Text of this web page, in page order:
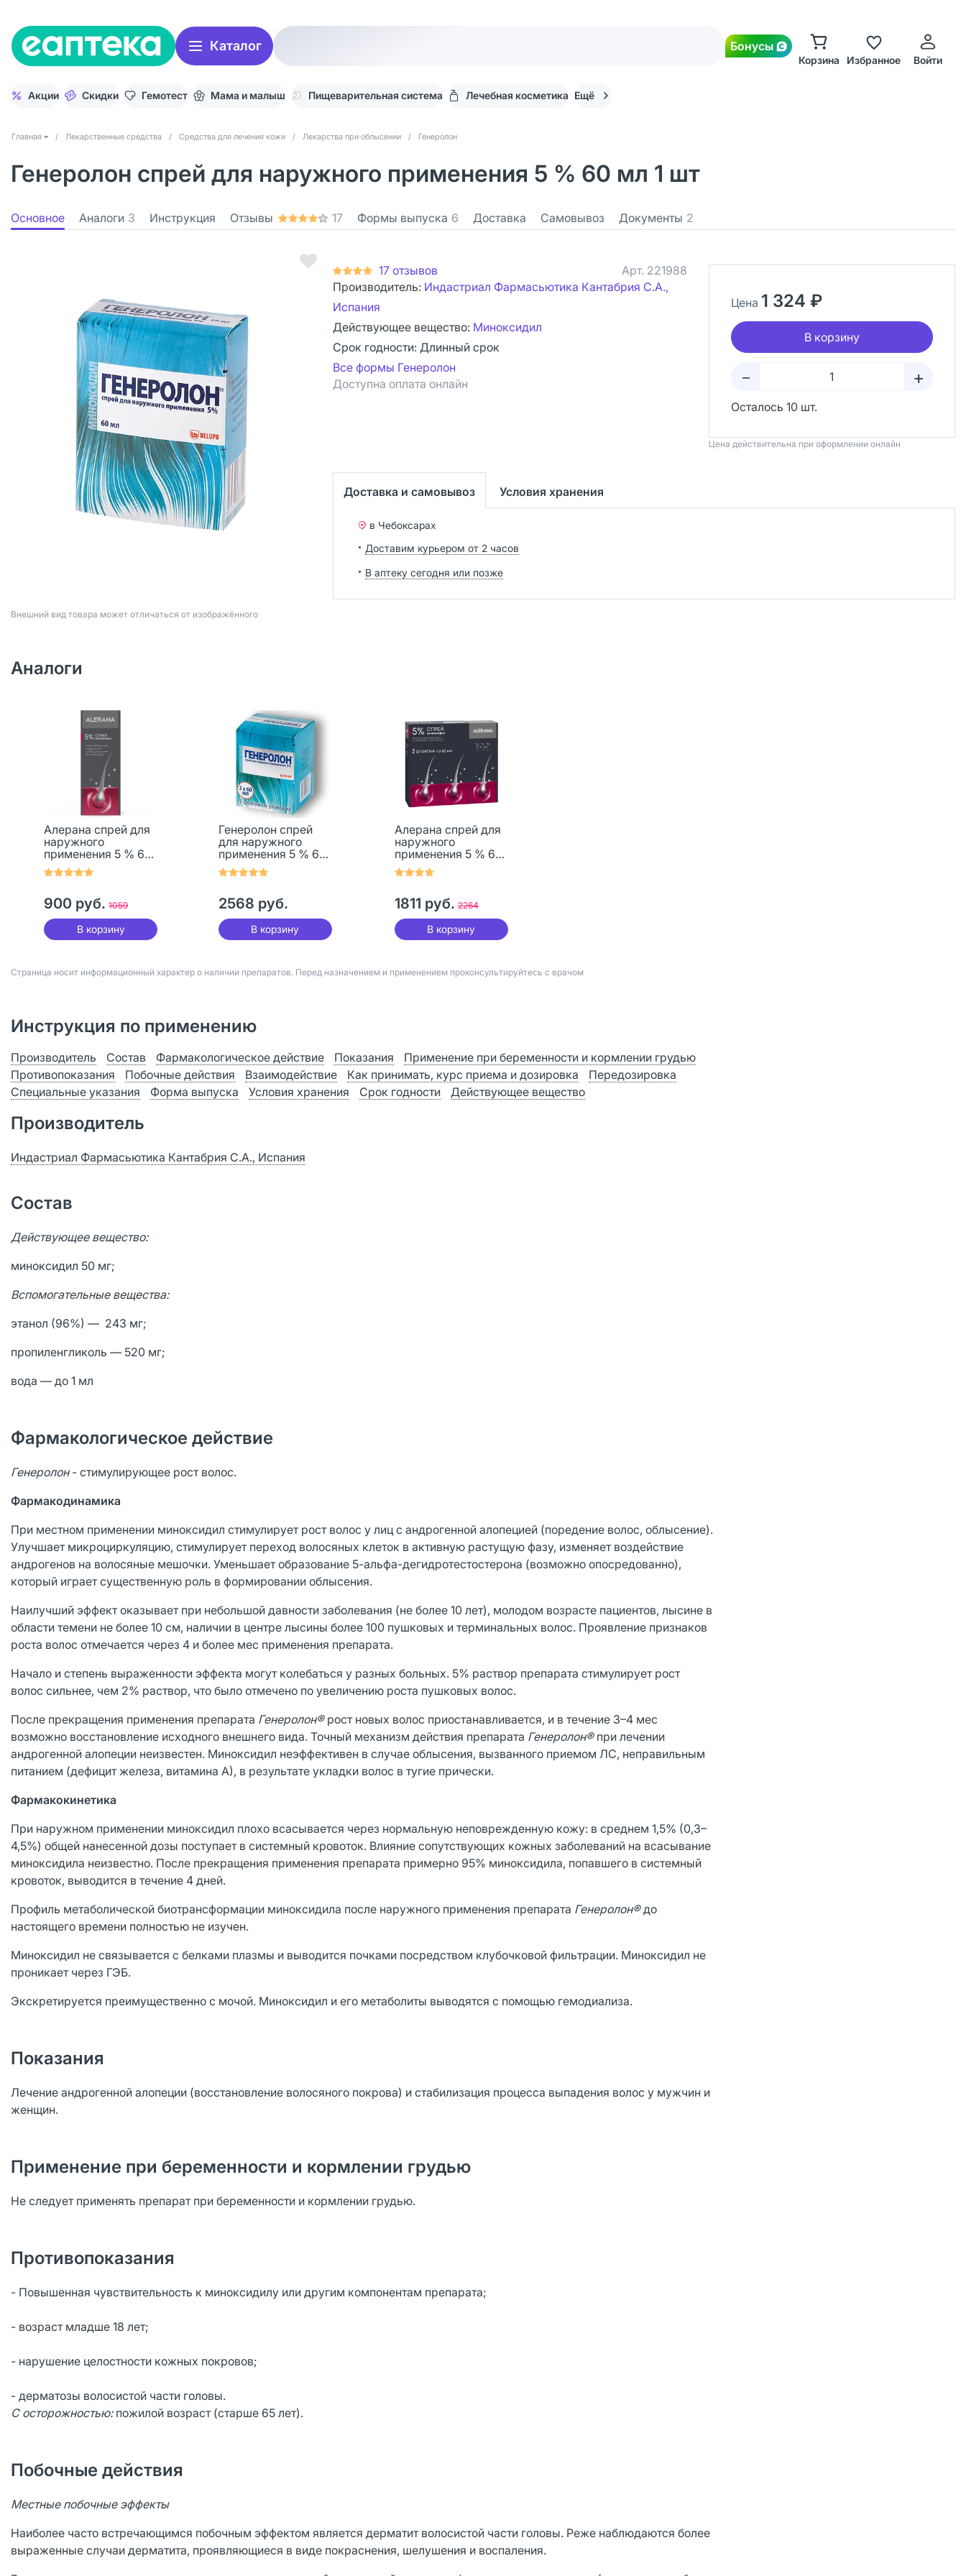
Каталог Бонусы
Корзина Избранное Войти
Акции Скидки Гемотест Мама и малыш Пищеварительная система Лечебная косметика Ещё
Главная / Лекарственные средства / Средства для лечения кожи / Лекарства при облысении / Генеролон
Генеролон спрей для наружного применения 5 % 60 мл 1 шт
Основное Аналоги 3 Инструкция Отзывы 17 Формы выпуска 6 Доставка Самовывоз Документы 2
Bнешний вид товара может отличаться от изображённого
17 отзывов Арт. 221988
Производитель: Индастриал Фармасьютика Кантабрия С.А.,
Испания
Действующее вещество: Миноксидил
Срок годности: Длинный срок
Все формы Генеролон
Доступна оплата онлайн
Цена 1 324 ₽
В корзину
– +
Осталось 10 шт.
Цена действительна при оформлении онлайн
Доставка и самовывоз Условия хранения
в Чебоксарах
Доставим курьером от 2 часов
В аптеку сегодня или позже
Аналоги
Алерана спрей для
наружного
применения 5 % 60
мл 1 шт
900 руб. 1059
В корзину
Генеролон спрей
для наружного
применения 5 % 60
мл 3 шт
2568 руб.
В корзину
Алерана спрей для
наружного
применения 5 % 60
мл 3 шт
1811 руб. 2264
В корзину
Страница носит информационный характер о наличии препаратов. Перед назначением и применением проконсультируйтесь с врачом
Инструкция по применению
Производитель Состав Фармакологическое действие Показания
Применение при беременности и кормлении грудью
Противопоказания
Побочные действия Взаимодействие Как принимать, курс приема и дозировка
Передозировка
Специальные указания
Форма выпуска Условия хранения Срок годности Действующее вещество
Производитель
Индастриал Фармасьютика Кантабрия С.А., Испания
Состав
Действующее вещество:
миноксидил 50 мг;
Вспомогательные вещества:
этанол (96%) — 243 мг;
пропиленгликоль — 520 мг;
вода — до 1 мл
Фармакологическое действие
Генеролон- стимулирующее рост волос.
Фармакодинамика
При местном применении миноксидил стимулирует рост волос у лиц с андрогенной алопецией (поредение волос, облысение).
Улучшает микроциркуляцию, стимулирует переход волосяных клеток в активную растущую фазу, изменяет воздействие
андрогенов на волосяные мешочки. Уменьшает образование 5-альфа-дегидротестостерона (возможно опосредованно),
который играет существенную роль в формировании облысения.
Наилучший эффект оказывает при небольшой давности заболевания (не более 10 лет), молодом возрасте пациентов, лысине в
области темени не более 10 см, наличии в центре лысины более 100 пушковых и терминальных волос. Проявление признаков
роста волос отмечается через 4 и более мес применения препарата.
Начало и степень выраженности эффекта могут колебаться у разных больных. 5% раствор препарата стимулирует рост
волос сильнее, чем 2% раствор, что было отмечено по увеличению роста пушковых волос.
После прекращения применения препарата Генеролон®рост новых волос приостанавливается, и в течение 3–4 мес
возможно восстановление исходного внешнего вида. Точный механизм действия препарата Генеролон®при лечении
андрогенной алопеции неизвестен. Миноксидил неэффективен в случае облысения, вызванного приемом ЛС, неправильным
питанием (дефицит железа, витамина А), в результате укладки волос в тугие прически.
Фармакокинетика
При наружном применении миноксидил плохо всасывается через нормальную неповрежденную кожу: в среднем 1,5% (0,3–
4,5%) общей нанесенной дозы поступает в системный кровоток. Влияние сопутствующих кожных заболеваний на всасывание
миноксидила неизвестно. После прекращения применения препарата примерно 95% миноксидила, попавшего в системный
кровоток, выводится в течение 4 дней.
Профиль метаболической биотрансформации миноксидила после наружного применения препарата Генеролон®до
настоящего времени полностью не изучен.
Миноксидил не связывается с белками плазмы и выводится почками посредством клубочковой фильтрации. Миноксидил не
проникает через ГЭБ.
Экскретируется преимущественно с мочой. Миноксидил и его метаболиты выводятся с помощью гемодиализа.
Показания
Лечение андрогенной алопеции (восстановление волосяного покрова) и стабилизация процесса выпадения волос у мужчин и
женщин.
Применение при беременности и кормлении грудью
Не следует применять препарат при беременности и кормлении грудью.
Противопоказания
- Повышенная чувствительность к миноксидилу или другим компонентам препарата;
- возраст младше 18 лет;
- нарушение целостности кожных покровов;
- дерматозы волосистой части головы.
С осторожностью:пожилой возраст (старше 65 лет).
Побочные действия
Местные побочные эффекты
Наиболее часто встречающимся побочным эффектом является дерматит волосистой части головы. Реже наблюдаются более
выраженные случаи дерматита, проявляющиеся в виде покраснения, шелушения и воспаления.